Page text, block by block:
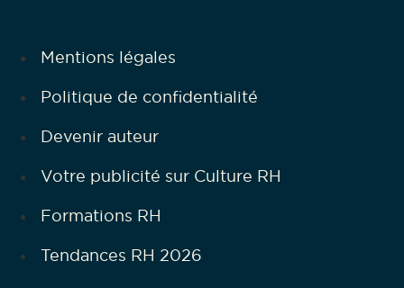
Mentions légales
Politique de confidentialité
Devenir auteur
Votre publicité sur Culture RH
Formations RH
Tendances RH 2026